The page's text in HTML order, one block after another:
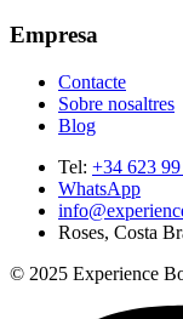
Empresa
Contacte
Sobre nosaltres
Blog
Tel: +34 623
WhatsApp
Roses, Costa
© 2025 Experience